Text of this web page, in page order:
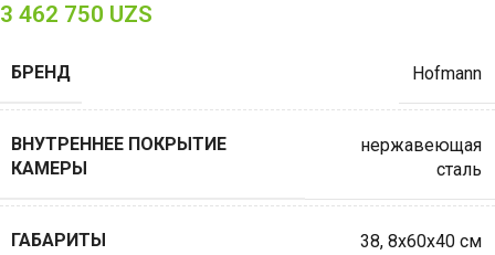
3 462 750 UZS
БРЕНД Hofmann
ВНУТРЕННЕЕ ПОКРЫТИЕ
КАМЕРЫ
нержавеющая
сталь
ГАБАРИТЫ 38, 8х60х40 см